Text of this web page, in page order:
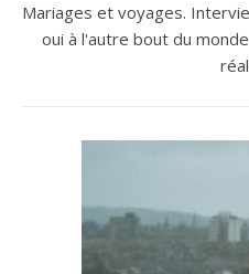
Mariages et voyages.
oui à l'autre bout du